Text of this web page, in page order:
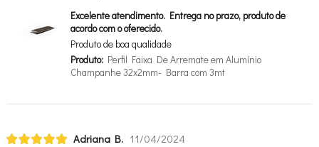
Excelente atendimento. Entrega no prazo, produto de
acordo com o oferecido.
Produto de boa qualidade
Produto:Perfil Faixa De Arremate em Alumínio
Champanhe 32x2mm- Barra com 3mt
Adriana B. 11/04/2024